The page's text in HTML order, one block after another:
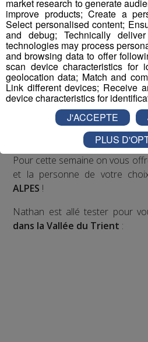
Déstination été ! Une
Nous vous poserons une
bon choix entre les 3
entrées pour un maximum
Inscription par téléphone
participer aux 2 tirages au sort
Appelez le standard au 04 50
Pour cette semaine on vous
et la personne de votre
ALPES !
Nathan est allé tester pour
dans la Vallée du Trient :
market research to generate
improve products; Create a
Select personalised content;
and debug; Technically
technologies may process
and browsing data to offer
scan device characteristics for
geolocation data; Match and
Link different devices; Receive
device characteristics for
J'ACCEPTE
PLUS